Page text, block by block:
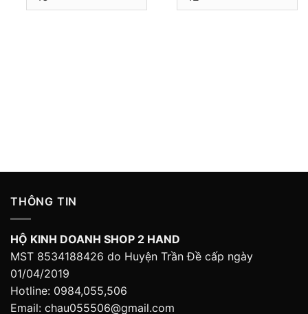
THÔNG TIN
HỘ KINH DOANH SHOP 2 HAND
MST 8534188426 do Huyện Trần Đề cấp ngày
01/04/2019
Hotline: 0984,055,506
Email: chau055506@gmail.com